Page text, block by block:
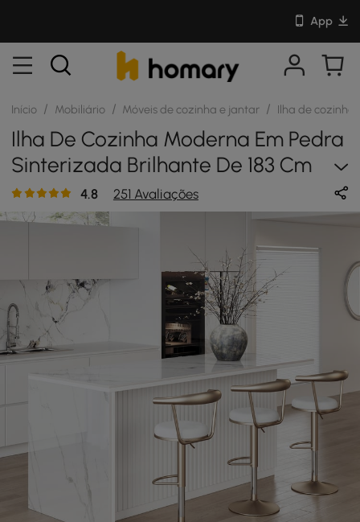
App
Início / Mobiliário / Móveis de cozinha e jantar / Ilha de cozinha
Ilha De Cozinha Moderna Em Pedra
Sinterizada Brilhante De 183 Cm
Com Gavetas E Armários, Branco
4.8 251 Avaliações